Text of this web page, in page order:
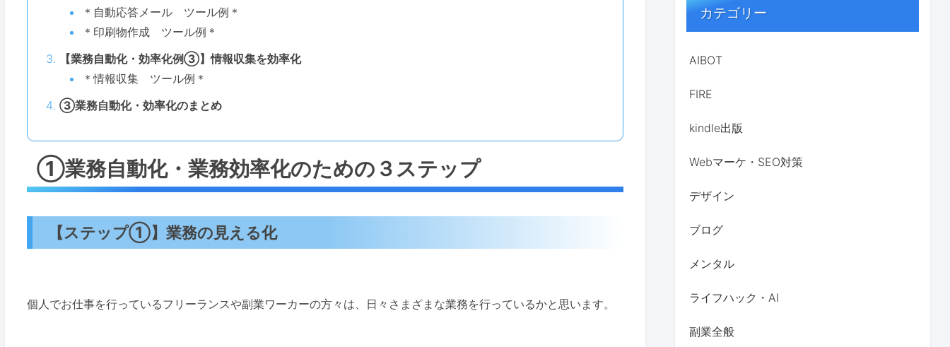
＊自動応答メール ツール例＊
＊印刷物作成 ツール例＊
【業務自動化・効率化例③】情報収集を効率化
＊情報収集 ツール例＊
③業務自動化・効率化のまとめ
①業務自動化・業務効率化のための３ステップ
【ステップ①】業務の見える化
個人でお仕事を行っているフリーランスや副業ワーカーの方々は、日々さまざまな業務を行っているかと思います。
カテゴリー
AIBOT
FIRE
kindle出版
Webマーケ・SEO対策
デザイン
ブログ
メンタル
ライフハック・AI
副業全般